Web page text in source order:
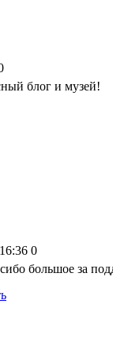
блог и музей!
0
большое за